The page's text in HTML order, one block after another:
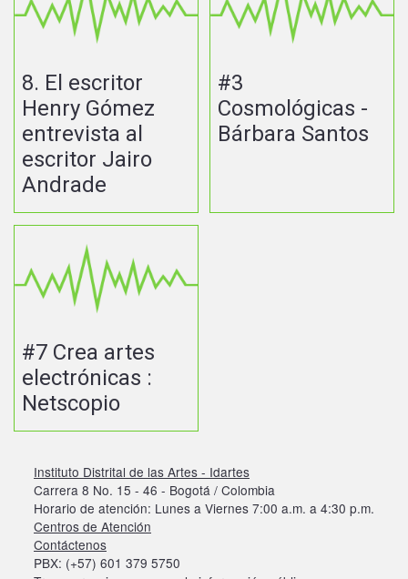
8. El escritor
Henry Gómez
entrevista al
escritor Jairo
Andrade
#3
Cosmológicas -
Bárbara Santos
#7 Crea artes
electrónicas :
Netscopio
Instituto Distrital de las Artes - Idartes
Carrera 8 No. 15 - 46 - Bogotá / Colombia
Horario de atención: Lunes a Viernes 7:00 a.m. a 4:30 p.m.
Centros de Atención
Contáctenos
PBX: (+57) 601 379 5750